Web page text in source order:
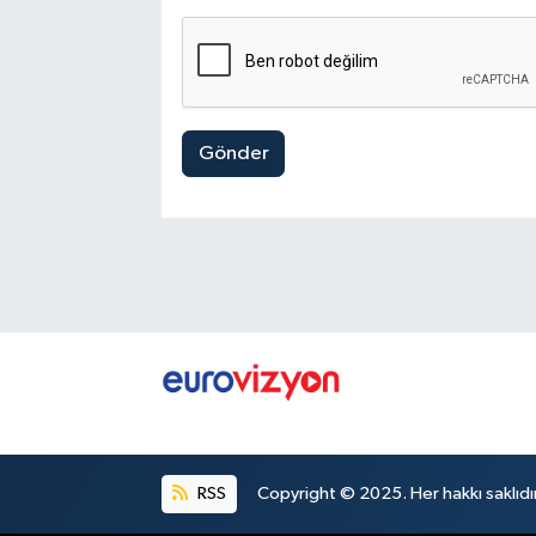
Gönder
RSS Copyright © 2025. Her hakkı